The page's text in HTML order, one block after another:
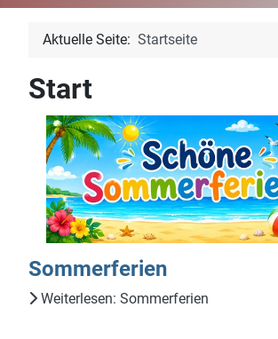
Aktuelle Seite: Startseite
Start
Sommerferien
Weiterlesen: Sommerferien